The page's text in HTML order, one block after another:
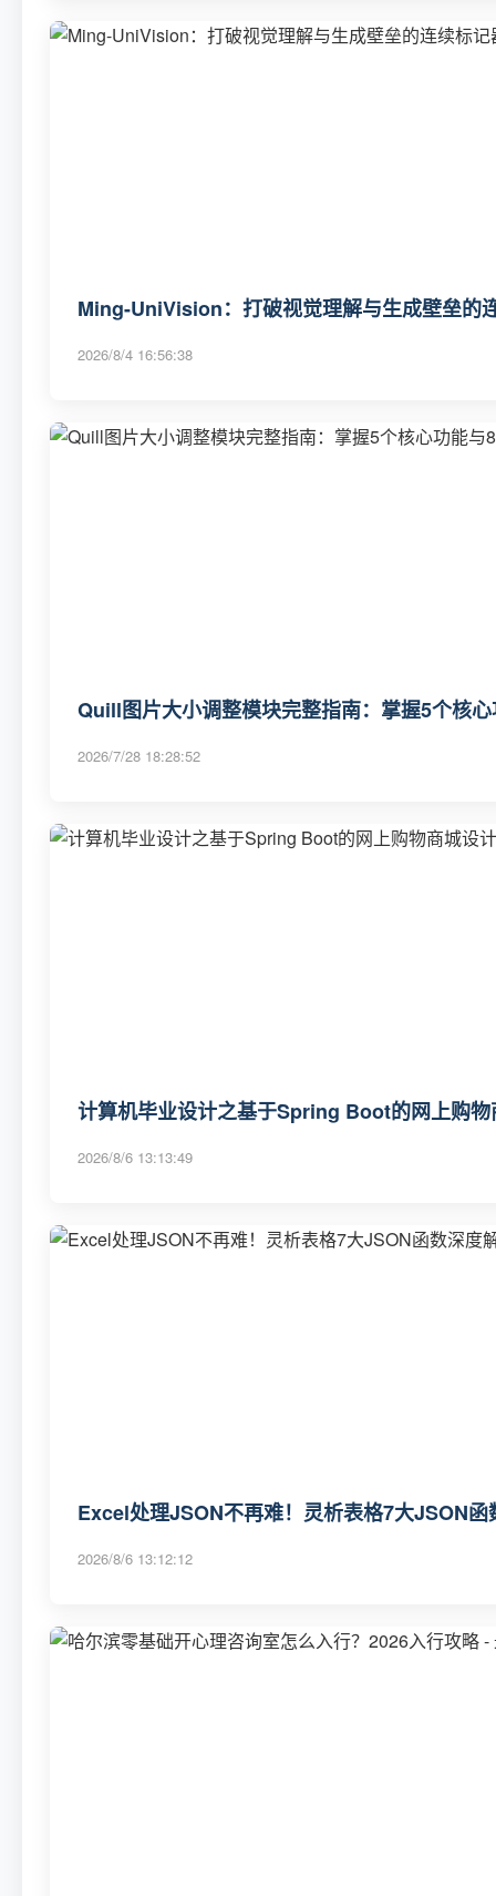
Ming-UniVision：打破视觉理解与生成壁垒的
2026/8/4 16:56:38
Quill图片大小调整模块完整指南：掌握5个核
2026/7/28 18:28:52
计算机毕业设计之基于Spring Boot的网上购
2026/8/6 13:13:49
Excel处理JSON不再难！灵析表格7大JSON
2026/8/6 13:12:12